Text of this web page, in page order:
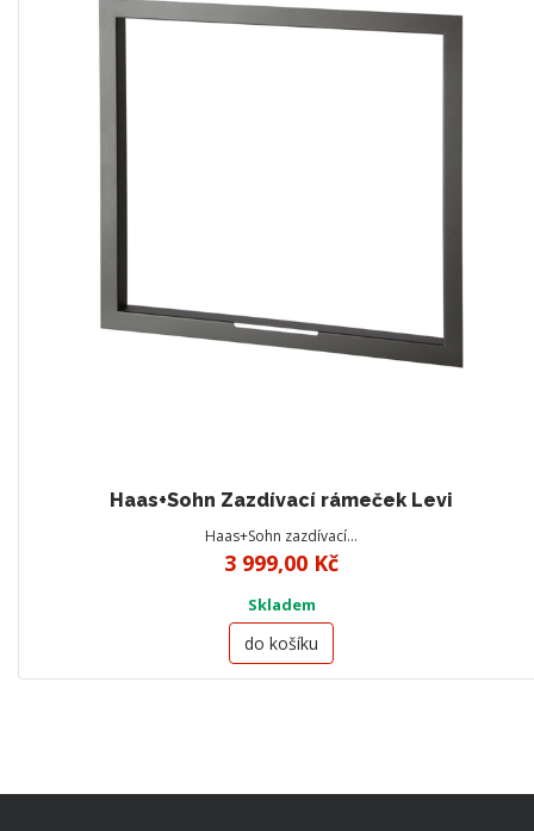
Haas+Sohn Zazdívací rámeček Levi
Haas+Sohn zazdívací…
3 999,00 Kč
Skladem
do košíku